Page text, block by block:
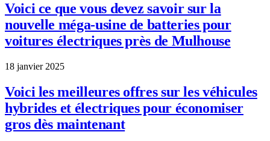
Voici ce que vous devez savoir sur la
nouvelle méga-usine de batteries pour
voitures électriques près de Mulhouse
18 janvier 2025
Voici les meilleures offres sur les véhicules
hybrides et électriques pour économiser
gros dès maintenant